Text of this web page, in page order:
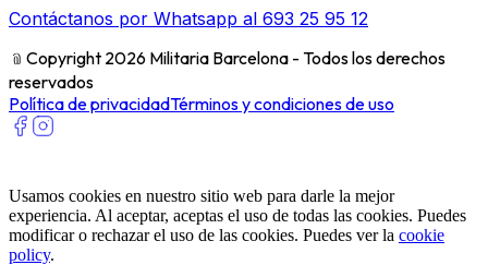
Contáctanos por Whatsapp al 693 25 95 12
﹫ Copyright 2026 Militaria Barcelona - Todos los derechos
reservados
Política de privacidadTérminos y condiciones de uso
Usamos cookies en nuestro sitio web para darle la mejor
experiencia. Al aceptar, aceptas el uso de todas las cookies. Puedes
modificar o rechazar el uso de las cookies. Puedes ver la cookie
policy.